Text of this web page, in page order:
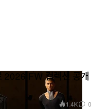
2026 FW 컬렉션 공개
1.4K 0